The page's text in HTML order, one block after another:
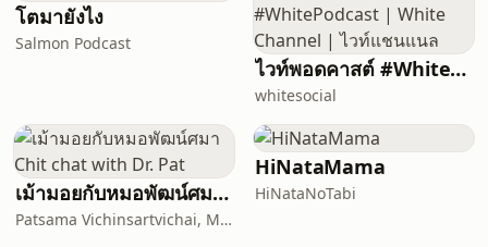
โตมายังไง
Salmon Podcast
ไวท์พอดคาสต์ #WhitePodcast | White Channel | ไวท์แชนแนล
whitesocial
เม้ามอยกับหมอพัฒน์ศมา Chit chat with Dr. Pat
Patsama Vichinsartvichai, MD., MClinEmbryol, EFOG-EBCOG, EFRM-ESHRE/EBCOG.
HiNataMama
HiNataNoTabi